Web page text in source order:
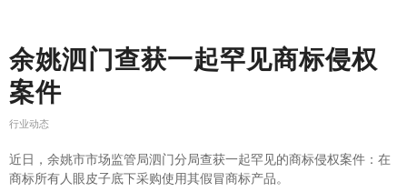
余姚泗门查获一起罕见商标侵权
案件
行业动态
近日，余姚市市场监管局泗门分局查获一起罕见的商标侵权案件：在
商标所有人眼皮子底下采购使用其假冒商标产品。